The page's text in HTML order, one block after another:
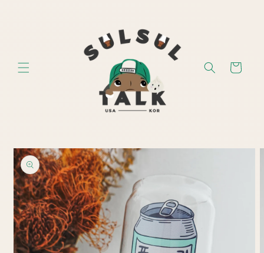
Cart
Skip to
product
information